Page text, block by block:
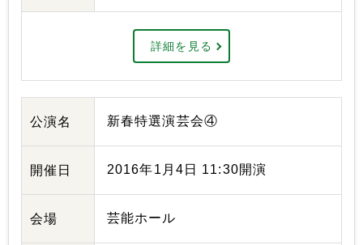
詳細を見る
公演名 新春特選演芸会④
開催日 2016年1月4日 11:30開演
会場 芸能ホール